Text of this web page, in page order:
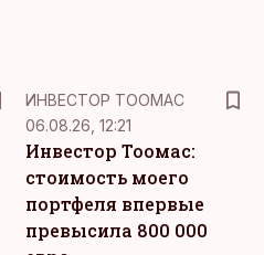
ИНВЕСТОР ТООМАС
06.08.26, 12:21
Инвестор Тоомас:
стоимость моего
портфеля впервые
превысила 800 000